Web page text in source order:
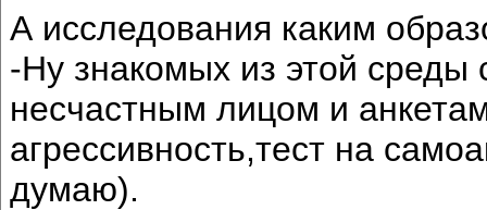
А исследования каким
-Ну знакомых из этой среды
несчастным лицом и
агрессивность,тест на
думаю).